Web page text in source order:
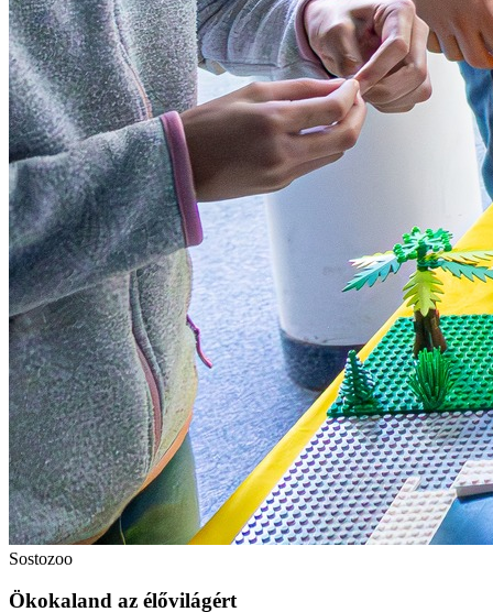
Sostozoo
Ökokaland az élővilágért